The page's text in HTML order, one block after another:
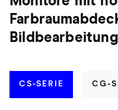
CS-SERIE CG-